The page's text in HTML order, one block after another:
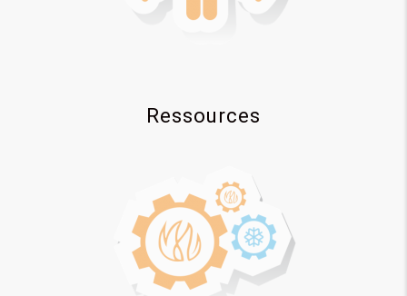
Ressources